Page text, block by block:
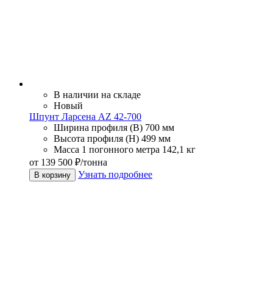
В наличии на складе
Новый
Шпунт Ларсена AZ 42-700
Ширина профиля (В) 700 мм
Высота профиля (Н) 499 мм
Масса 1 погонного метра 142,1 кг
от 139 500 ₽/тонна
В корзину Узнать подробнее